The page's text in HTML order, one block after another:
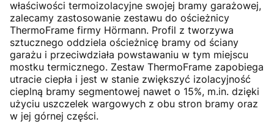
właściwości termoizolacyjne swojej bramy garażowej,
zalecamy zastosowanie zestawu do ościeżnicy
ThermoFrame firmy Hörmann. Profil z tworzywa
sztucznego oddziela ościeżnicę bramy od ściany
garażu i przeciwdziała powstawaniu w tym miejscu
mostku termicznego. Zestaw ThermoFrame zapobiega
utracie ciepła i jest w stanie zwiększyć izolacyjność
cieplną bramy segmentowej nawet o 15%, m.in. dzięki
użyciu uszczelek wargowych z obu stron bramy oraz
w jej górnej części.